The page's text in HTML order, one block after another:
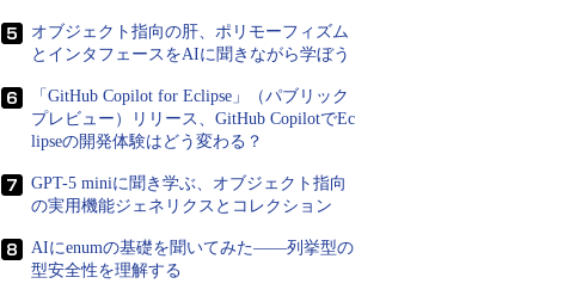
オブジェクト指向の肝、ポリモーフィズム
とインタフェースをAIに聞きながら学ぼう
「GitHub Copilot for Eclipse」（パブリック
プレビュー）リリース、GitHub CopilotでEc
lipseの開発体験はどう変わる？
GPT-5 miniに聞き学ぶ、オブジェクト指向
の実用機能ジェネリクスとコレクション
AIにenumの基礎を聞いてみた――列挙型の
型安全性を理解する